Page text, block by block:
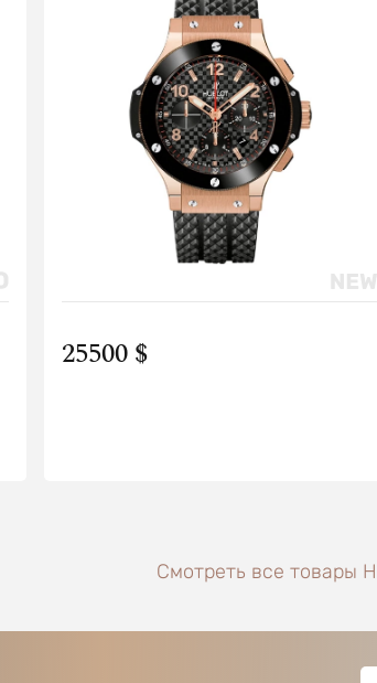
25500 $
Смотреть все товары